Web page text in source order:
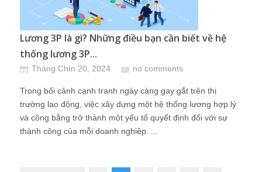
Lương 3P là gì? Những điều bạn cần biết về hệ
thống lương 3P...
Tháng Chín 20, 2024 no comments
Trong bối cảnh cạnh tranh ngày càng gay gắt trên thị
trường lao động, việc xây dựng một hệ thống lương hợp lý
và công bằng trở thành một yếu tố quyết định đối với sự
thành công của mỗi doanh nghiệp. ...